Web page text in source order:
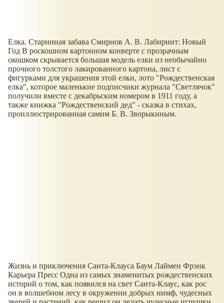
Елка. Старинная забава Смирнов А. В. Лабиринт: Новый
Год В роскошном картонном конверте с прозрачным
окошком скрывается большая модель елки из необычайно
прочного толстого лакированного картона, лист с
фигурками для украшения этой елки, лото "Рождественская
елка", которое маленькие подписчики журнала "Светлячок"
получили вместе с декабрьским номером в 1911 году, а
также книжка "Рождественский дед" - сказка в стихах,
проиллюстрированная самим Б. В. Зворыкиным.
Жизнь и приключения Санта-Клауса Баум Лаймен Фрэнк
Карьера Пресс Одна из самых знаменитых рождественских
историй о том, как появился на свет Санта-Клаус, как рос
он в волшебном лесу в окружении добрых нимф, чудесных